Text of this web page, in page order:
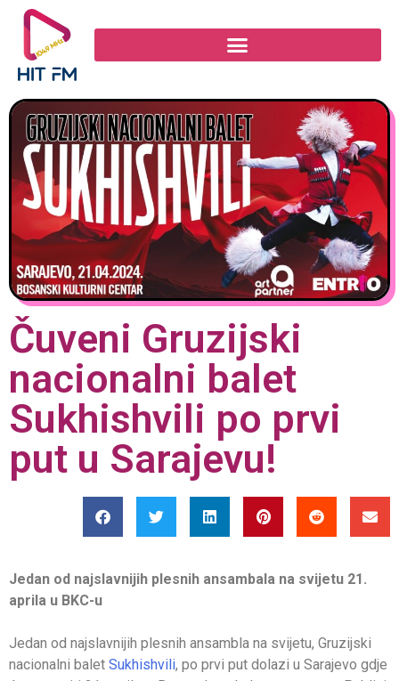
Čuveni Gruzijski
nacionalni balet
Sukhishvili po prvi
put u Sarajevu!
Jedan od najslavnijih plesnih ansambala na svijetu 21.
aprila u BKC-u
Jedan od najslavnijih plesnih ansambla na svijetu, Gruzijski
nacionalni balet Sukhishvili, po prvi put dolazi u Sarajevo gdje